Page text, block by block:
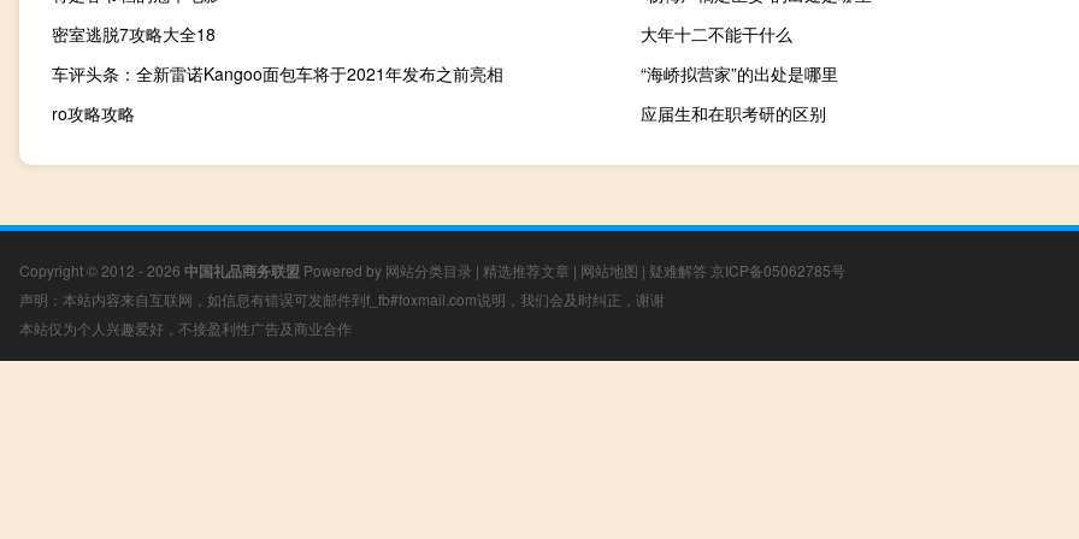
密室逃脱7攻略大全18
大年十二不能干什么
车评头条：全新雷诺Kangoo面包车将于2021年发布之前亮相
“海峤拟营家”的出处是哪里
ro攻略攻略
应届生和在职考研的区别
Copyright © 2012 - 2026 中国礼品商务联盟 Powered by 网站分类目录 | 精选推荐文章 | 网站地图 | 疑难解答 京ICP备05062785号
声明：本站内容来自互联网，如信息有错误可发邮件到f_fb#foxmail.com说明，我们会及时纠正，谢谢
本站仅为个人兴趣爱好，不接盈利性广告及商业合作